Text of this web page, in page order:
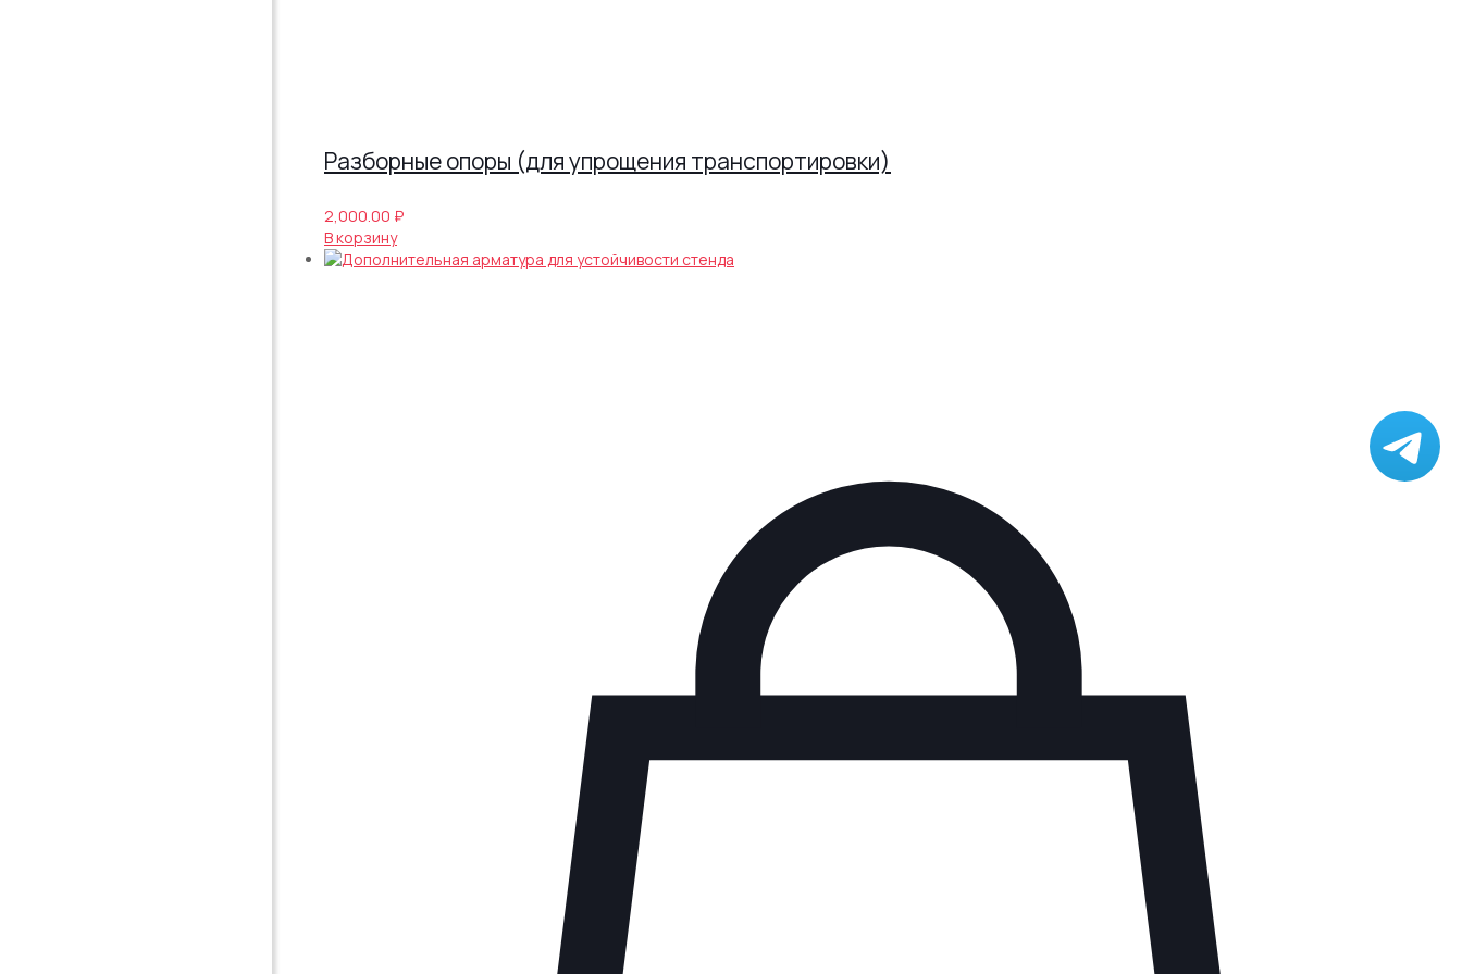
Разборные опоры (для упрощения транспортировки)
2,000.00 ₽
В корзину